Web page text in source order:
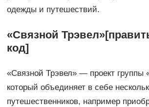
одежды и путешествий.
«Связной
код]
«Связной Трэвел» — проект группы
который объединяет в себе
путешественников, например